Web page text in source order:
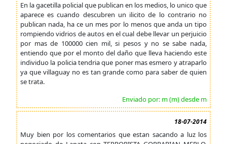
En la gacetilla policial que publican en los medios, lo unico que
aparece es cuando descubren un ilicito de lo contrario no
publican nada, ha ce un mes por lo menos que anda un tipo
rompiendo vidrios de autos en el cual debe llevar un perjuicio
por mas de 100000 cien mil, si pesos y no se sabe nada,
entiendo que por el monto del daño que lleva haciendo este
individuo la policia tendria que poner mas esmero y atraparlo
ya que villaguay no es tan grande como para saber de quien
se trata.
Enviado por: m (m) desde m
18-07-2014
Muy bien por los comentarios que estan sacando a luz los